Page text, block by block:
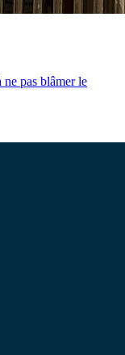
ne pas blâmer le